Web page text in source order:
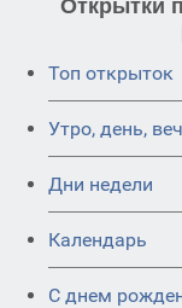
Открытки
Топ открыток
Утро, день,
Дни недели
Календарь
C днем